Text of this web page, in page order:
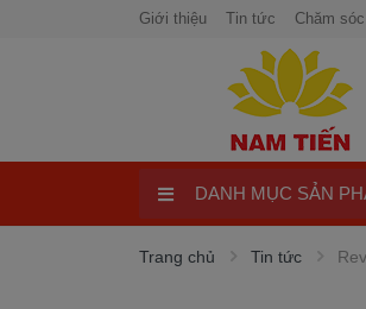
Giới thiệu Tin tức Chăm
Xe máy 50cc
DANH MỤC SẢN
Trang chủ Tin tức